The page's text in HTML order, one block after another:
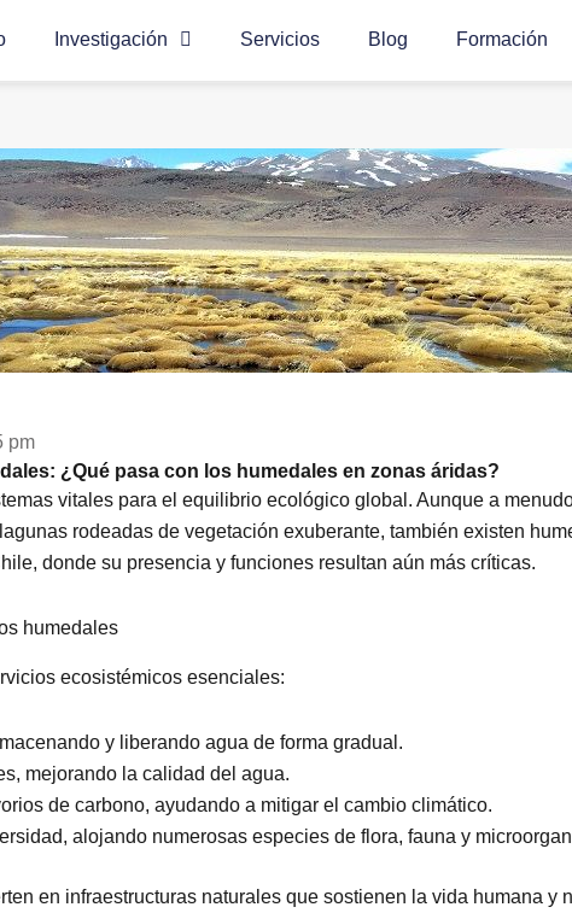
Investigación Servicios Blog Formación
pm
¿Qué pasa con los humedales en zonas áridas?
vitales para el equilibrio ecológico global. Aunque a
rodeadas de vegetación exuberante, también existen
donde su presencia y funciones resultan aún más críticas.
humedales
ecosistémicos esenciales:
y liberando agua de forma gradual.
mejorando la calidad del agua.
de carbono, ayudando a mitigar el cambio climático.
alojando numerosas especies de flora, fauna y
en infraestructuras naturales que sostienen la vida humana y